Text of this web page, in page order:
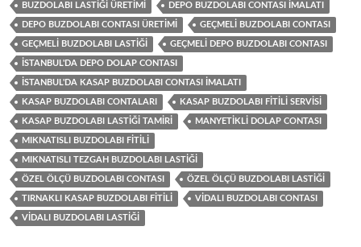
BUZDOLABI LASTIĞI ÜRETIMI DEPO BUZDOLABI CONTASI IMALATI
DEPO BUZDOLABI CONTASI ÜRETIMI GEÇMELI BUZDOLABI CONTASI
GEÇMELI BUZDOLABI LASTIĞI GEÇMELI DEPO BUZDOLABI CONTASI
İSTANBUL'DA DEPO DOLAP CONTASI
İSTANBUL'DA KASAP BUZDOLABI CONTASI IMALATI
KASAP BUZDOLABI CONTALARI KASAP BUZDOLABI FITILI SERVISI
KASAP BUZDOLABI LASTIĞI TAMIRI MANYETIKLI DOLAP CONTASI
MIKNATISLI BUZDOLABI FITILI
MIKNATISLI TEZGAH BUZDOLABI LASTIĞI
ÖZEL ÖLÇÜ BUZDOLABI CONTASI ÖZEL ÖLÇÜ BUZDOLABI LASTIĞI
TIRNAKLI KASAP BUZDOLABI FITILI VIDALI BUZDOLABI CONTASI
VIDALI BUZDOLABI LASTIĞI